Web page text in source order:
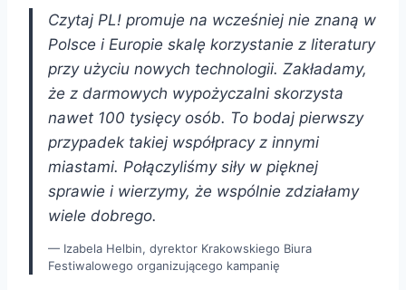
Czytaj PL! promuje na wcześniej nie znaną w
Polsce i Europie skalę korzystanie z literatury
przy użyciu nowych technologii. Zakładamy,
że z darmowych wypożyczalni skorzysta
nawet 100 tysięcy osób. To bodaj pierwszy
przypadek takiej współpracy z innymi
miastami. Połączyliśmy siły w pięknej
sprawie i wierzymy, że wspólnie zdziałamy
wiele dobrego.
Izabela Helbin, dyrektor Krakowskiego Biura
Festiwalowego organizującego kampanię